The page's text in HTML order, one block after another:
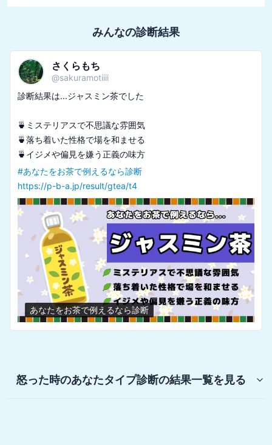
みんなの診断結果
さくらもち
@sakuramotiiii
診断結果は...ジャスミン茶でした
🍵ミステリアスで不思議な雰囲気
🍵落ち着いた性格で場を和ませる
🍵イジメや偏見を嫌う正義の味方
#あなたをお茶で例えるなら診断
https://p-b-a.jp/result/gtea/t4
あなたをお茶で例えるなら診断
怒った時のあなたタイプ診断の結果一覧を見る